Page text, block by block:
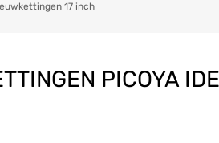
17 inch
PICOYA